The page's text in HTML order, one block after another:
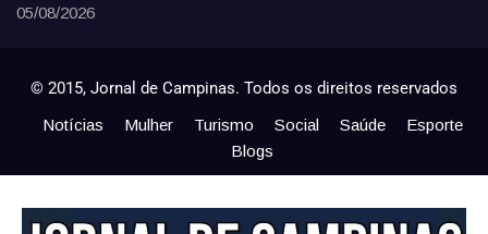
05/08/2026
© 2015, Jornal de Campinas. Todos os direitos reservados
Notícias Mulher Turismo Social Saúde
Esporte
Blogs